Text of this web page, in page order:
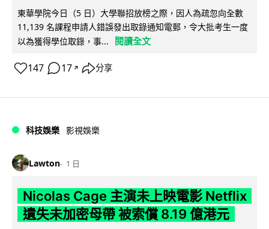
東華學院今日（5 日）大學聯招放榜之際，因人為疏忽向全數
11,139 名課程申請人錯誤發出取錄通知電郵，令大批考生一度
以為獲得學位取錄，事...
閱讀全文
147 17 ↗ 分享
科技娛樂 影視娛樂
Lawton 1 日
Nicolas Cage 主演未上映電影 Netflix
遺失未加密母帶 被索償 8.19 億港元